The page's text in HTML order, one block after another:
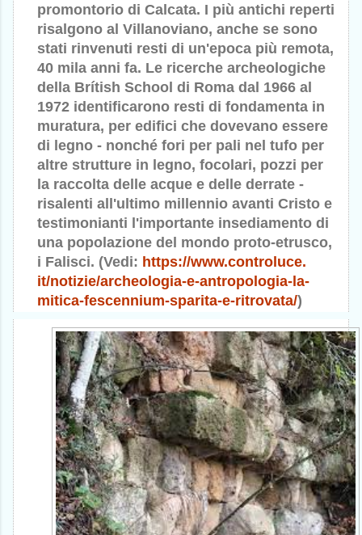
promontorio di Calcata. I più antichi reperti
risalgono al Villanoviano, anche se sono
stati rinvenuti resti di un'epoca più remota,
40 mila anni fa. Le ricerche archeologiche
della Brítish School di Roma dal 1966 al
1972 identificarono resti di fondamenta in
muratura, per edifici che dovevano essere
di legno - nonché fori per pali nel tufo per
altre strutture in legno, focolari, pozzi per
la raccolta delle acque e delle derrate -
risalenti all'ultimo millennio avanti Cristo e
testimonianti l'importante insediamento di
una popolazione del mondo proto-etrusco,
i Falisci. (Vedi: https://www.controluce.
it/notizie/archeologia-e-antropologia-la-
mitica-fescennium-sparita-e-ritrovata/)